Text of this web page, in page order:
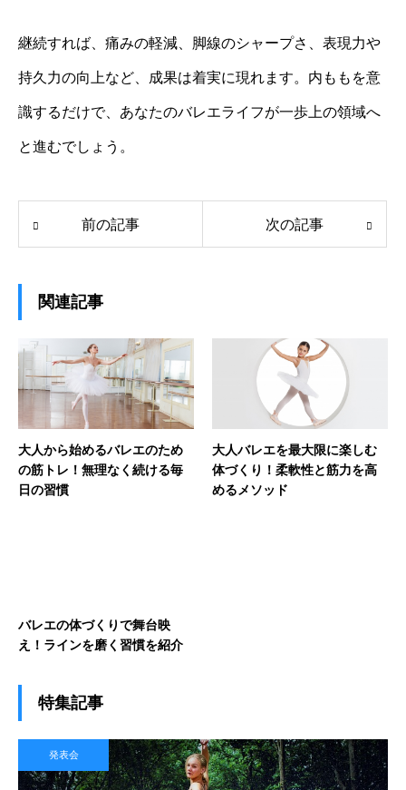
継続すれば、痛みの軽減、脚線のシャープさ、表現力や
持久力の向上など、成果は着実に現れます。内ももを意
識するだけで、あなたのバレエライフが一歩上の領域へ
と進むでしょう。
前の記事 次の記事
関連記事
大人から始めるバレエのため
の筋トレ！無理なく続ける毎
日の習慣
大人バレエを最大限に楽しむ
体づくり！柔軟性と筋力を高
めるメソッド
バレエの体づくりで舞台映
え！ラインを磨く習慣を紹介
特集記事
発表会